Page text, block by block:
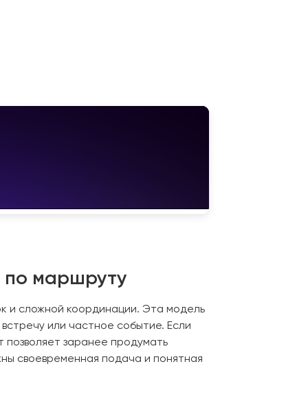
по маршруту
и сложной координации. Эта модель
или частное событие. Если
позволяет заранее продумать
своевременная подача и понятная